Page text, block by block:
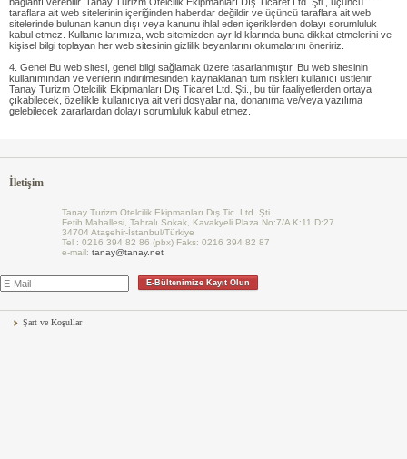
taraflara ait web sitelerinin içeriğinden haberdar değildir ve üçüncü taraflara ait web
sitelerinde bulunan kanun dışı veya kanunu ihlal eden içeriklerden dolayı sorumluluk
kabul etmez. Kullanıcılarımıza, web sitemizden ayrıldıklarında buna dikkat etmelerini ve
kişisel bilgi toplayan her web sitesinin gizlilik beyanlarını okumalarını öneririz.
4. Genel Bu web sitesi, genel bilgi sağlamak üzere tasarlanmıştır. Bu web sitesinin
kullanımından ve verilerin indirilmesinden kaynaklanan tüm riskleri kullanıcı üstlenir.
Tanay Turizm Otelcilik Ekipmanları Dış Ticaret Ltd. Şti., bu tür faaliyetlerden ortaya
çıkabilecek, özellikle kullanıcıya ait veri dosyalarına, donanıma ve/veya yazılıma
gelebilecek zararlardan dolayı sorumluluk kabul etmez.
İletişim
Tanay Turizm Otelcilik Ekipmanları Dış Tic. Ltd. Şti.
Fetih Mahallesi, Tahralı Sokak, Kavakyeli Plaza No:7/A K:11 D:27
34704 Ataşehir-İstanbul/Türkiye
Tel : 0216 394 82 86 (pbx) Faks: 0216 394 82 87
e-mail: tanay@tanay.net
E-Bültenimize Kayıt Olun
Şart ve Koşullar